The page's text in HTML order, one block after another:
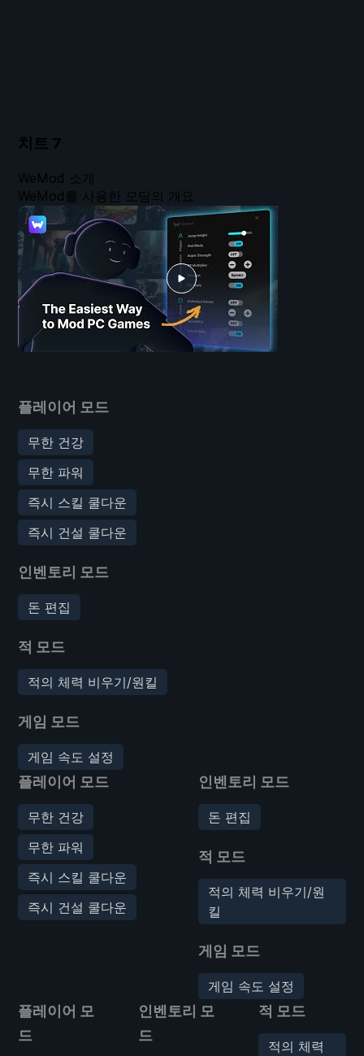
치트 7
플레이어 모드
무한 건강
무한 파워
즉시 스킬 쿨다운
즉시 건설 쿨다운
인벤토리 모드
돈 편집
적 모드
적의 체력 비우기/원킬
게임 모드
게임 속도 설정
플레이어 모드
무한 건강
무한 파워
즉시 스킬 쿨다운
즉시 건설 쿨다운
인벤토리 모드
돈 편집
적 모드
적의 체력 비우기/원
킬
게임 모드
게임 속도 설정
플레이어 모
드
인벤토리 모
드
적 모드
적의 체력
WeMod 소개
WeMod를 사용한 모딩의 개요